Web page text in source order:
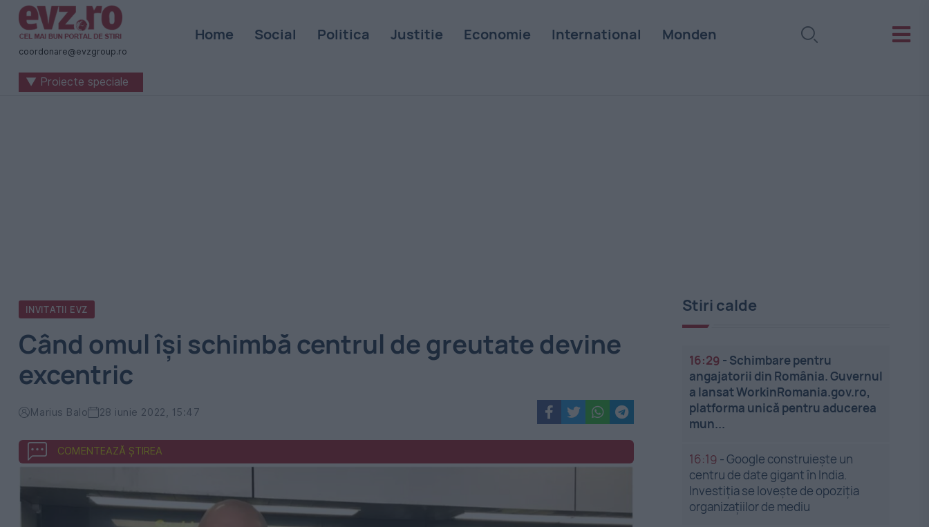
Știri
naționale
internaționale
coordonare@evzgroup.ro
Home Social Politica Justitie Economie International Monden
▼ Proiecte speciale
INVITATII EVZ
Când omul își schimbă centrul de greutate devine
excentric
Marius Balo 28 iunie 2022, 15:47
COMENTEAZĂ ȘTIREA
Stiri calde
16:29 - Schimbare pentru
angajatorii din România. Guvernul
a lansat WorkinRomania.gov.ro,
platforma unică pentru aducerea
mun...
16:19 -Google construiește un
centru de date gigant în India.
Investiția se lovește de opoziția
organizațiilor de mediu